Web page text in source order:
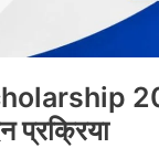
प्रक्रिया